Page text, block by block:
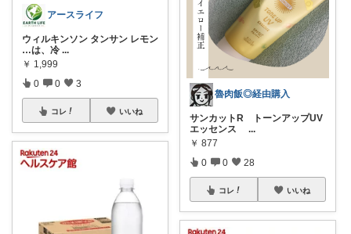
アースライフ
ウィルキンソン タンサン レモン
…は、冷 ...
￥ 1,999
0 0 3
コレ いいね
魯肉飯◎経由購入
サンカットR トーンアップUV
エッセンス
...
￥ 877
0 0 28
コレ いいね